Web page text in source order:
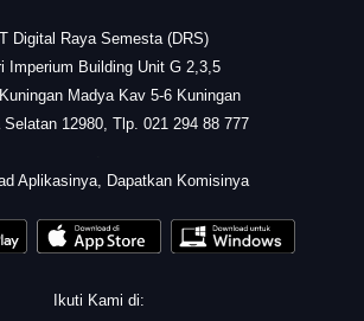
Digital Raya Semesta (DRS)
Imperium Building Unit G 2,3,5
Madya Kav 5-6 Kuningan
Selatan 12980, Tlp. 021 294 88 777
Aplikasinya, Dapatkan Komisinya
Ikuti Kami di: